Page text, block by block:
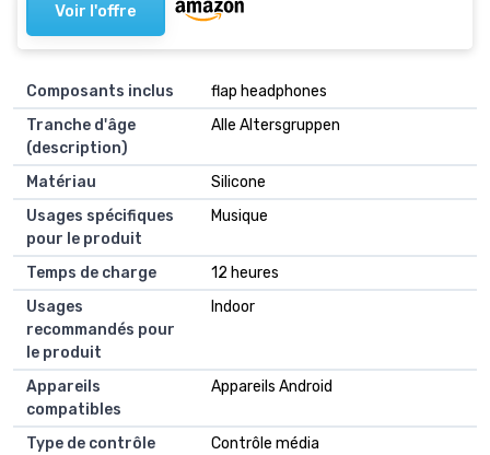
Voir l'offre
Composants inclus
‎flap headphones
Tranche d'âge
(description)
‎Alle Altersgruppen
Matériau
‎Silicone
Usages spécifiques
pour le produit
‎Musique
Temps de charge
‎12 heures
Usages
recommandés pour
le produit
‎Indoor
Appareils
compatibles
‎Appareils Android
Type de contrôle
‎Contrôle média